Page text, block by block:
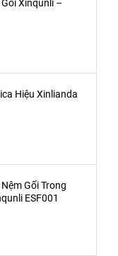
Xinqunli –
Hiệu Xinlianda
Gối Trong
ESF001